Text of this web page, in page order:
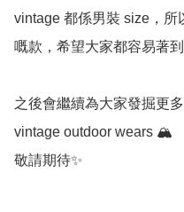
vintage 都係男裝 size，
嘅款，希望大家都容易著到
之後會繼續為大家發掘更
vintage outdoor wears 🏔️
敬請期待✨